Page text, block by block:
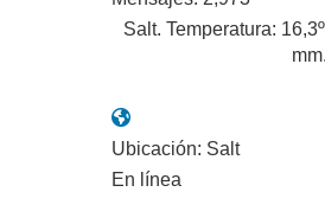
Salt. Temperatura:
mm.
Ubicación: Salt
En línea